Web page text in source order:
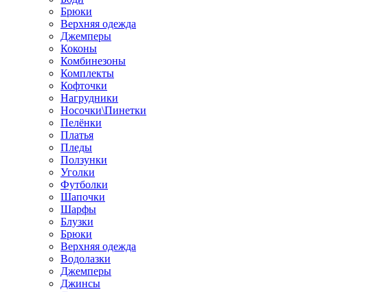
Брюки
Верхняя одежда
Джемперы
Коконы
Комбинезоны
Комплекты
Кофточки
Нагрудники
Носочки\Пинетки
Пелёнки
Платья
Пледы
Ползунки
Уголки
Футболки
Шапочки
Шарфы
Блузки
Брюки
Верхняя одежда
Водолазки
Джемперы
Джинсы